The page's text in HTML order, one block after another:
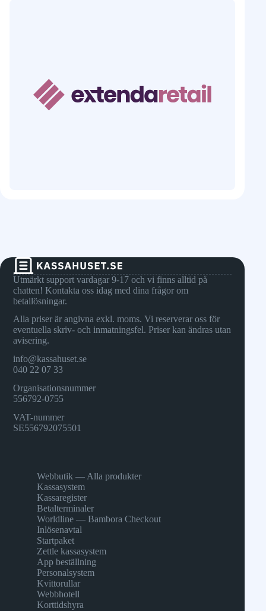
Utmärkt support vardagar 9-17 och vi finns alltid på
chatten! Kontakta oss idag med dina frågor om
betallösningar.
Alla priser är angivna exkl. moms. Vi reserverar oss för
eventuella skriv- och inmatningsfel. Priser kan ändras utan
avisering.
info@kassahuset.se
040 22 07 33
Organisationsnummer
556792-0755
VAT-nummer
SE556792075501
Webbutik — Alla produkter
Kassasystem
Kassaregister
Betalterminaler
Worldline — Bambora Checkout
Inlösenavtal
Startpaket
Zettle kassasystem
App beställning
Personalsystem
Kvittorullar
Webbhotell
Korttidshyra